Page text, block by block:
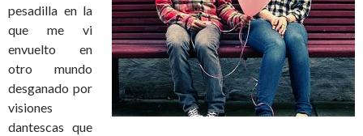
pesadilla en la
que me vi
envuelto en
otro mundo
desganado por
visiones
dantescas que